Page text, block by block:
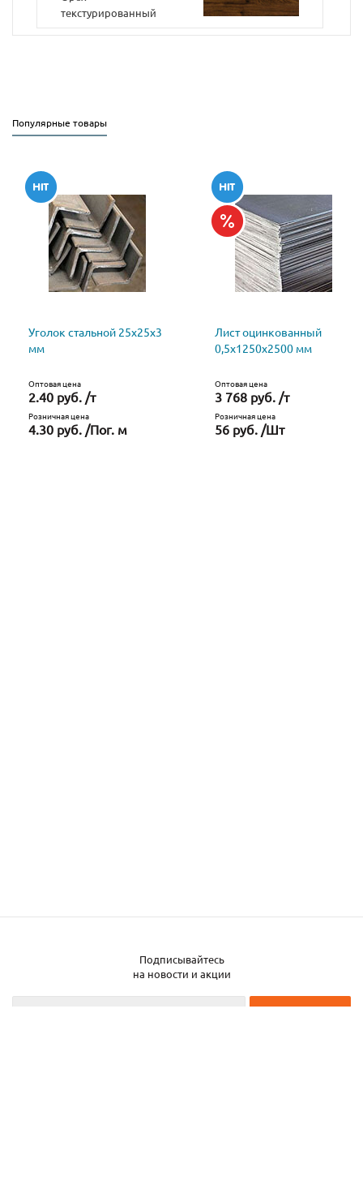
текстурированный
Популярные товары
Уголок стальной 25х25х3
мм
Оптовая цена
2.40 руб. /т
Розничная цена
4.30 руб. /Пог. м
Лист оцинкованный
0,5х1250х2500 мм
Оптовая цена
3 768 руб. /т
Розничная цена
56 руб. /Шт
Подписывайтесь
на новости и акции